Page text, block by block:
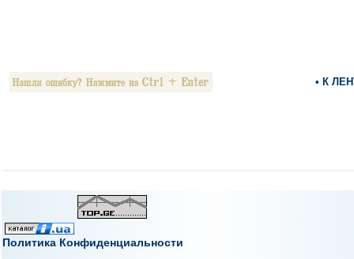
• К
Политика Конфиденциальности